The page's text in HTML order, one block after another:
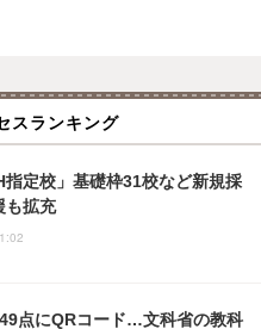
スランキング
指定校」基礎枠31校など新規採
拡充
点にQRコード…文科省の教科